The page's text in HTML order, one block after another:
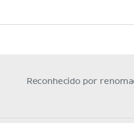
Reconhecido por